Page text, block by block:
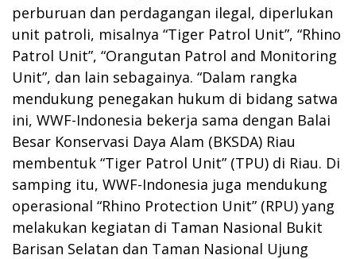
perburuan dan perdagangan ilegal, diperlukan
unit patroli, misalnya “Tiger Patrol Unit”, “Rhino
Patrol Unit”, “Orangutan Patrol and Monitoring
Unit”, dan lain sebagainya. “Dalam rangka
mendukung penegakan hukum di bidang satwa
ini, WWF-Indonesia bekerja sama dengan Balai
Besar Konservasi Daya Alam (BKSDA) Riau
membentuk “Tiger Patrol Unit” (TPU) di Riau. Di
samping itu, WWF-Indonesia juga mendukung
operasional “Rhino Protection Unit” (RPU) yang
melakukan kegiatan di Taman Nasional Bukit
Barisan Selatan dan Taman Nasional Ujung